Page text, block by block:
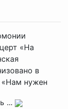
«На
в
«Нам нужен
...